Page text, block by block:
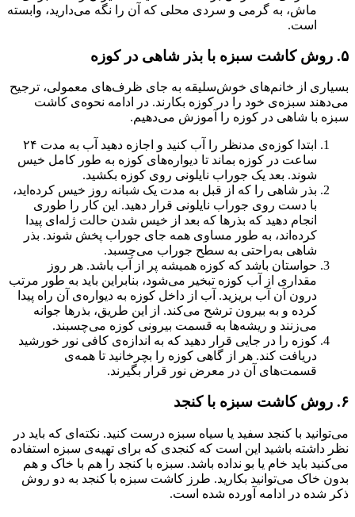
ماش، به گرمی و سردی محلی که آن را نگه می‌دارید، وابسته
است.
۵. روش کاشت سبزه‌ با بذر شاهی در کوزه
بسیاری از خانم‌های خوش‌سلیقه به جای ظرف‌های معمولی، ترجیح
می‌دهند سبزه‌ی خود را در کوزه بکارند. در ادامه نحوه‌ی کاشت
سبزه با شاهی در کوزه را آموزش می‌دهیم.
ابتدا کوزه‌ی مدنظر را آب کنید و اجازه دهید آب به مدت ۲۴
ساعت در کوزه بماند تا دیواره‌های کوزه به طور کامل خیس
شوند. بعد یک جوراب نایلونی روی کوزه بکشید.
بذر شاهی را که از قبل به مدت یک شبانه روز خیس کرده‌اید،
با دست روی جوراب نایلونی قرار دهید. این کار را طوری
انجام دهید که بذرها که بعد از خیس شدن حالت ژله‌ای پیدا
کرده‌اند، به طور مساوی همه‌ جای جوراب پخش شوند. بذر
شاهی به‌راحتی به سطح جوراب می‌چسبد.
حواستان باشد که کوزه همیشه پر از آب باشد. هر روز
مقداری از آب کوزه تبخیر می‌شود، بنابراین باید به طور مرتب
درون آن آب بریزید. آب از داخل کوزه به دیواره‌ی آن راه پیدا
کرده و به بیرون ترشح می‌کند. از این طریق، بذرها جوانه
می‌زنند و ریشه‌ها به قسمت بیرونی کوزه می‌چسبند.
کوزه را در جایی قرار دهید که به اندازه‌ی کافی نور خورشید
دریافت کند. هر از گاهی کوزه را بچرخانید تا همه‌ی
قسمت‌های آن در معرض نور قرار بگیرند.
۶. روش کاشت سبزه با کنجد
می‌توانید با کنجد سفید یا سیاه سبزه درست کنید. نکته‌ای که باید در
نظر داشته باشید این است که کنجدی که برای تهیه‌ی سبزه استفاده
می‌کنید باید خام یا بو نداده باشد. سبزه با کنجد را هم با خاک و هم
بدون خاک می‌توانید بکارید. طرز کاشت سبزه با کنجد به دو روش
ذکر شده در ادامه آورده شده است.